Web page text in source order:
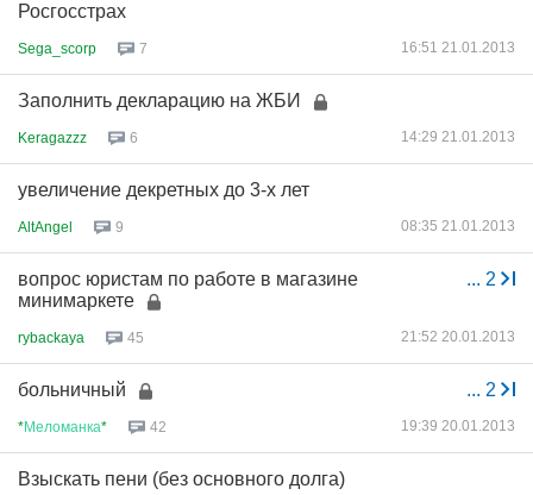
Росгосстрах
Sega_scorp 7 16:51 21.01.2013
Заполнить декларацию на ЖБИ
Keragazzz 6 14:29 21.01.2013
увеличение декретных до 3-х лет
AltAngel 9 08:35 21.01.2013
... 2
вопрос юристам по работе в магазине
минимаркете
rybackaya 45 21:52 20.01.2013
... 2
больничный
*Меломанка* 42 19:39 20.01.2013
Взыскать пени (без основного долга)